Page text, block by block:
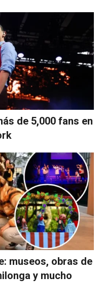
de 5,000 fans en
museos, obras de
y mucho